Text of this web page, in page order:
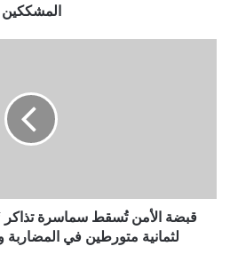
المشككين
قبضة الأمن تُسقط سماسرة تذاكر
لثمانية متورطين في المضاربة